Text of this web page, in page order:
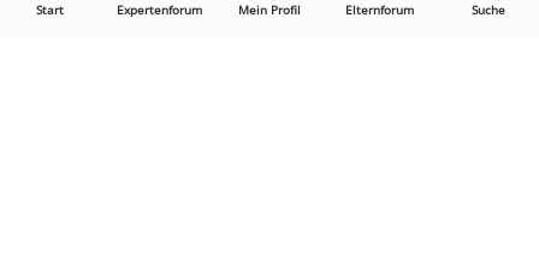
Start Expertenforum Mein Profil Elternforum Suche